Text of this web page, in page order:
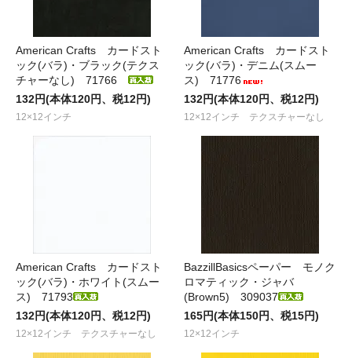
American Crafts カードスト
ック(バラ)・ブラック(テクス
チャーなし) 71766
132円(本体120円、税12円)
12×12インチ
American Crafts カードスト
ック(バラ)・デニム(スムー
ス) 71776
132円(本体120円、税12円)
12×12インチ テクスチャーなし
American Crafts カードスト
ック(バラ)・ホワイト(スムー
ス) 71793
132円(本体120円、税12円)
12×12インチ テクスチャーなし
BazzillBasicsペーパー モノク
ロマティック・ジャバ
(Brown5) 309037
165円(本体150円、税15円)
12×12インチ